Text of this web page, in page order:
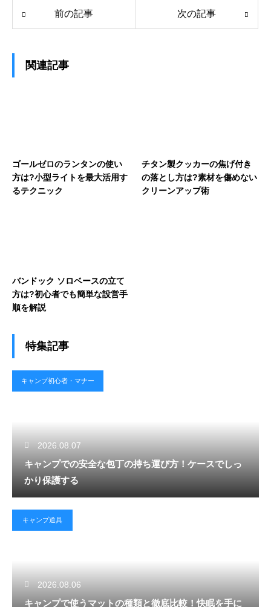
前の記事 次の記事
関連記事
ゴールゼロのランタンの使い
方は?小型ライトを最大活用す
るテクニック
チタン製クッカーの焦げ付き
の落とし方は?素材を傷めない
クリーンアップ術
バンドック ソロベースの立て
方は?初心者でも簡単な設営手
順を解説
特集記事
キャンプ初心者・マナー
2026.08.07
キャンプでの安全な包丁の持ち運び方！ケースでしっ
かり保護する
キャンプ道具
2026.08.06
キャンプで使うマットの種類と徹底比較！快眠を手に